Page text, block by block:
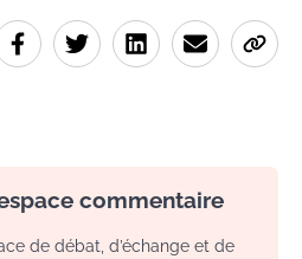
commentaire
de débat, d’échange et de